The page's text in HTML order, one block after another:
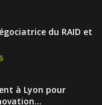
du RAID et
à Lyon pour